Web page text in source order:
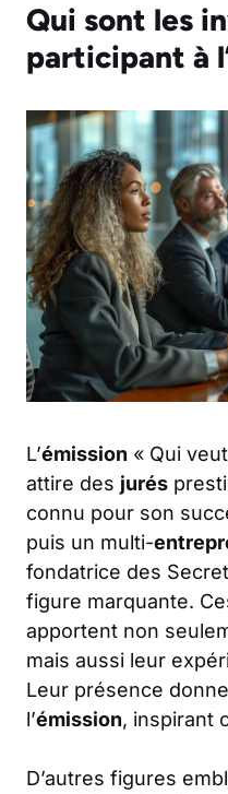
Qui sont les
participant à
L’émission « Qui
attire des jurés
connu pour son
puis un multi-
fondatrice des
figure marquante.
apportent non
mais aussi leur
Leur présence
l’émission, inspirant
D’autres figures